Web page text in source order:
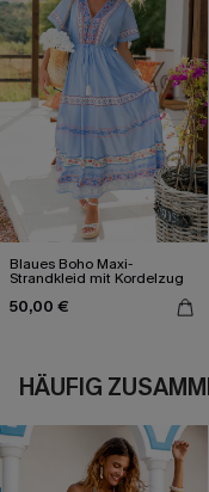
Blaues Boho Maxi-
Strandkleid mit Kordelzug
50,00 €
HÄUFIG